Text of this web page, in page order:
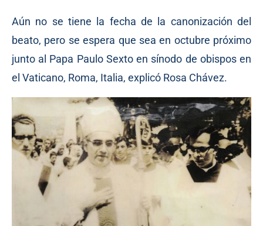
Aún no se tiene la fecha de la canonización del
beato, pero se espera que sea en octubre próximo
junto al Papa Paulo Sexto en sínodo de obispos en
el Vaticano, Roma, Italia, explicó Rosa Chávez.